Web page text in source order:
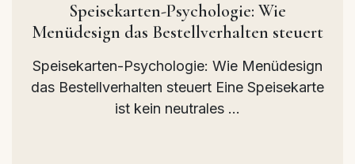
Speisekarten-Psychologie: Wie
Menüdesign das Bestellverhalten steuert
Speisekarten-Psychologie: Wie Menüdesign
das Bestellverhalten steuert Eine Speisekarte
ist kein neutrales ...